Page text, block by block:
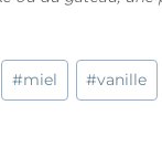
#miel #vanille